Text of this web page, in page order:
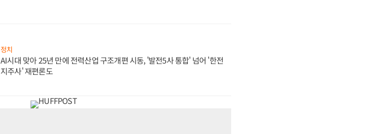
정치
AI시대 맞아 25년 만에 전력산업 구조개편 시동, '발전5사 통합' 넘어 '한전
지주사' 재편론도